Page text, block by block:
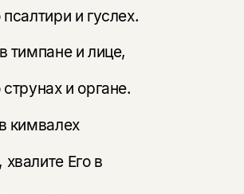
и гуслех.
тимпане и лице,
и органе.
кимвалех
Его в